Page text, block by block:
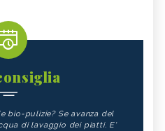
bio-pulizie? Se avanza del
di lavaggio dei piatti. E'